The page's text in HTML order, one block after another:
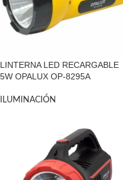
LINTERNA LED RECARGABLE
5W OPALUX OP-8295A
ILUMINACIÓN